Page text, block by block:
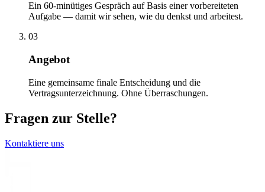
Ein 60-minütiges Gespräch auf Basis einer vorbereiteten
Aufgabe — damit wir sehen, wie du denkst und arbeitest.
03
Angebot
Eine gemeinsame finale Entscheidung und die
Vertragsunterzeichnung. Ohne Überraschungen.
Fragen zur Stelle?
Kontaktiere uns